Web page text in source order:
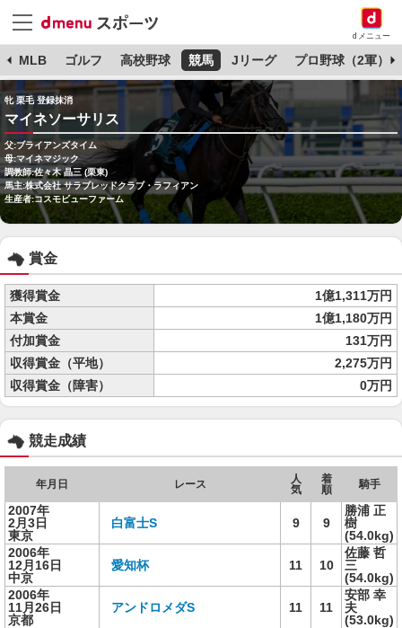
dメニュー
MLB ゴルフ 高校野球 競馬 Jリーグ プロ野球（2軍）
牝 栗毛 登録抹消
マイネソーサリス
父:ブライアンズタイム
母:マイネマジック
調教師:佐々木 晶三 (栗東)
馬主:株式会社 サラブレッドクラブ・ラフィアン
生産者:コスモビューファーム
賞金
獲得賞金
1億1,311万円
本賞金
1億1,180万円
付加賞金
131万円
収得賞金（平地）
2,275万円
収得賞金（障害）
0万円
競走成績
年月日 レース
人
気
着
順
騎手
2007年
2月3日
東京
白富士S 9 9
勝浦 正
樹
(54.0kg)
2006年
12月16日
中京
愛知杯 11 10
佐藤 哲
三
(54.0kg)
2006年
11月26日
京都
アンドロメダS 11 11
安部 幸
夫
(53.0kg)